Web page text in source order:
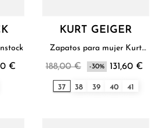
€
KURT GEIGER
Zapatos para mujer Kurt
188,00 € -30% 131,60 €
37 38 39 40 41